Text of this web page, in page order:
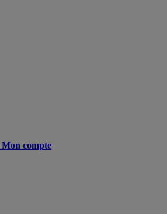
Mon compte